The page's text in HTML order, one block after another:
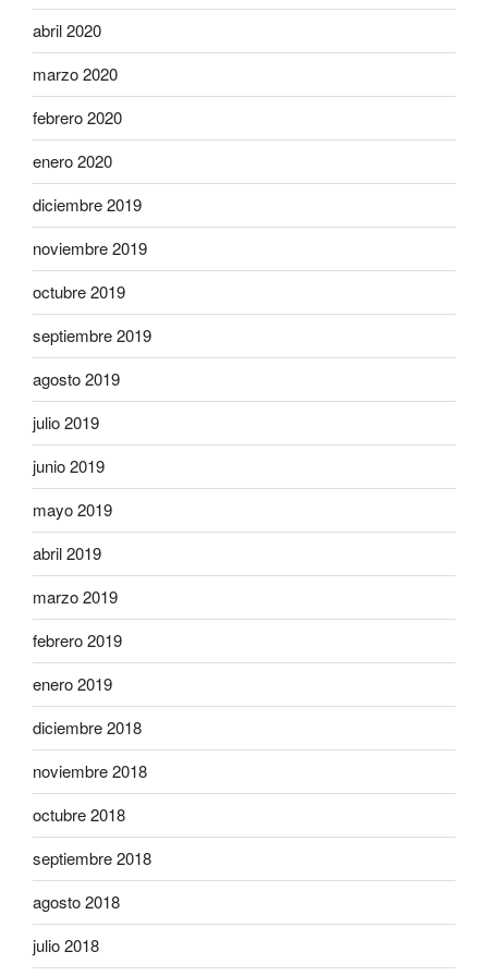
abril 2020
marzo 2020
febrero 2020
enero 2020
diciembre 2019
noviembre 2019
octubre 2019
septiembre 2019
agosto 2019
julio 2019
junio 2019
mayo 2019
abril 2019
marzo 2019
febrero 2019
enero 2019
diciembre 2018
noviembre 2018
octubre 2018
septiembre 2018
agosto 2018
julio 2018